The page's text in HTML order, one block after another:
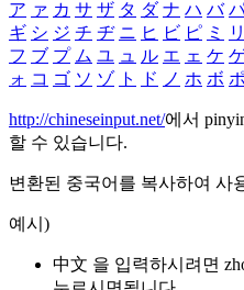
ア ァ カ サ ザ タ ダ ナ ハ バ
ギ シ ジ チ ヂ ニ ヒ ビ ピ ミ リ
フ ブ プ ム ユ ュ ル エ ェ ケ
ォ コ ゴ ソ ゾ ト ド ノ ホ ボ ポ
http://chineseinput.net/에서
할 수 있습니다.
변환된 중국어를 복사하여 사
예시)
中文 을 입력하시려면